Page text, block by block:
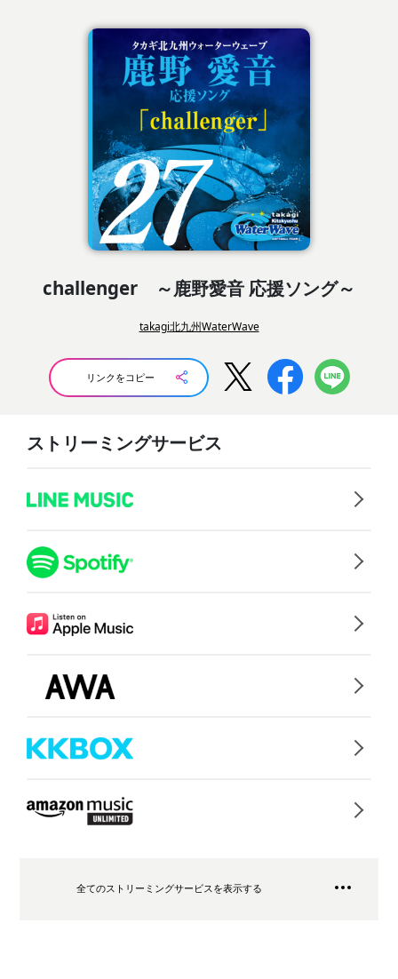
challenger ～鹿野愛音 応援ソング～
takagi北九州WaterWave
リンクをコピー
ストリーミングサービス
全てのストリーミングサービスを表示する